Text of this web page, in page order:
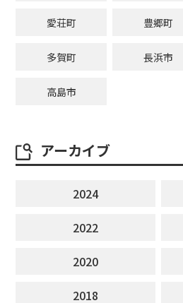
愛荘町 豊郷町
多賀町 長浜市
高島市
アーカイブ
2024
2022
2020
2018